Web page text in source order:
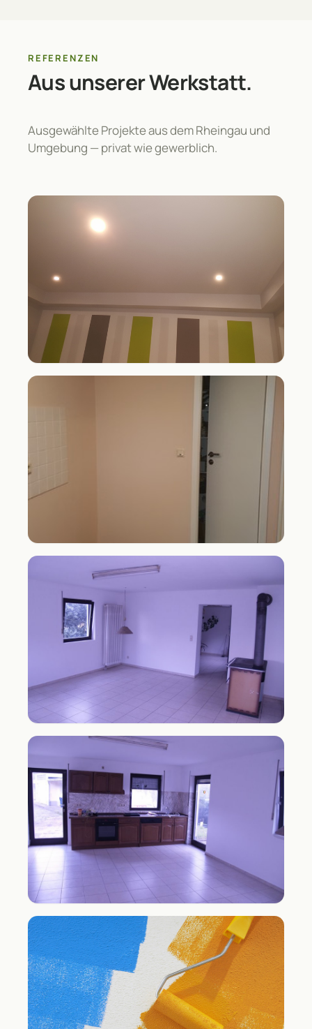
REFERENZEN
Aus unserer Werkstatt.
Ausgewählte Projekte aus dem Rheingau und
Umgebung — privat wie gewerblich.
Wohnraum · farbige Akzentwand mit
Renovierung · warmer Anstrich +
Bodenverlegung
Komplettsanierung mit neuem Anstrich
Küche · Maler- und Bodenarbeiten